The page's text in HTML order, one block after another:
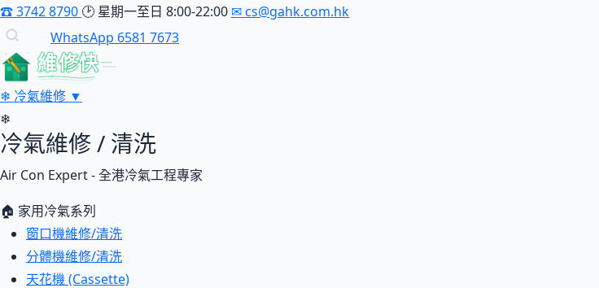
☎3742 8790 🕑 星期一至日 8:00-22:00 ✉cs@gahk.com.hk
WhatsApp 6581 7673
維修快
❄ 冷氣維修 ▼
❄
冷氣維修 / 清洗
Air Con Expert - 全港冷氣工程專家
🏠 家用冷氣系列
窗口機維修/清洗
分體機維修/清洗
天花機 (Cassette)